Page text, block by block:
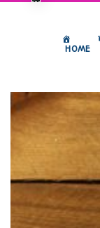
HOME